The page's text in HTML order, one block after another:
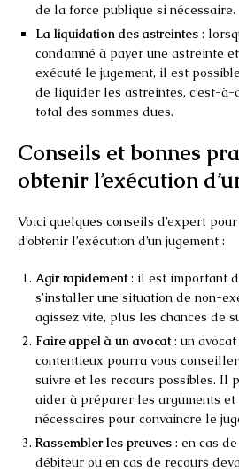
de la force publique si nécessaire.
La liquidation des astreintes :
condamné à payer une astreinte et
exécuté le jugement, il est
de liquider les astreintes, c’est-
total des sommes dues.
Conseils et bonnes
obtenir l’exécution
Voici quelques conseils d’expert
d’obtenir l’exécution d’un jugement :
Agir rapidement: il est important
s’installer une situation de non-
agissez vite, plus les chances de
Faire appel à un avocat: un
contentieux pourra vous
suivre et les recours possibles. Il
aider à préparer les arguments et
nécessaires pour convaincre le
Rassembler les preuves : en cas
débiteur ou en cas de recours